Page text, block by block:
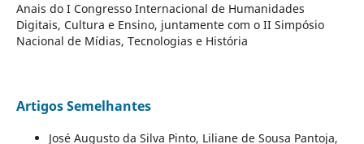
Anais do I Congresso Internacional de Humanidades
Digitais, Cultura e Ensino, juntamente com o II Simpósio
Nacional de Mídias, Tecnologias e História
Artigos Semelhantes
José Augusto da Silva Pinto, Liliane de Sousa Pantoja,